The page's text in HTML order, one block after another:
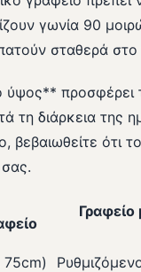
γωνία 90
σταθερά
προσφέρει
τη διάρκεια της
βεβαιωθείτε
75cm)